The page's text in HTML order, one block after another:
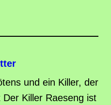
und ein Killer, der
Killer Raeseng ist